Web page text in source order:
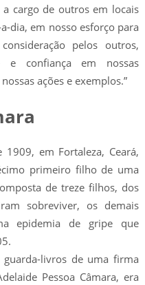
cargo de outros em locais
dia, em nosso esforço para
pelos outros,
e confiança em nossas
ações e exemplos.”
em Fortaleza, Ceará,
primeiro filho de uma
de treze filhos, dos
sobreviver, os demais
epidemia de gripe que
guarda-livros de uma firma
Pessoa Câmara, era